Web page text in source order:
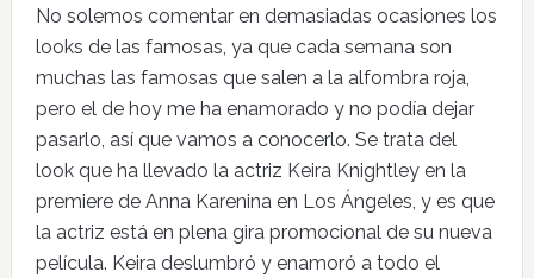
No solemos comentar en demasiadas ocasiones los
looks de las famosas, ya que cada semana son
muchas las famosas que salen a la alfombra roja,
pero el de hoy me ha enamorado y no podía dejar
pasarlo, así que vamos a conocerlo. Se trata del
look que ha llevado la actriz Keira Knightley en la
premiere de Anna Karenina en Los Ángeles, y es que
la actriz está en plena gira promocional de su nueva
película. Keira deslumbró y enamoró a todo el